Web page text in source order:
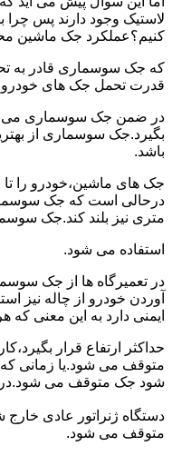
لاستیک وجود دارند پس
کنیم؟عملکرد جک ماشین
که جک سوسماری قادر به
قدرت تحمل جک های خودرو
در ضمن جک سوسماری می
باشد.
جک های ماشین،خودرو را تا
متری نیز بلند کند.جک
استفاده می شود.
در تعمیرگاه ها از جک
آوردن خودرو از چاله
ایمنی دارد به این معنی
حداکثر ارتفاع قرار
متوقف می شود.یا زمانی
شود جک متوقف می شود.در
دستگاه ژنراتور عادی
متوقف می شود.